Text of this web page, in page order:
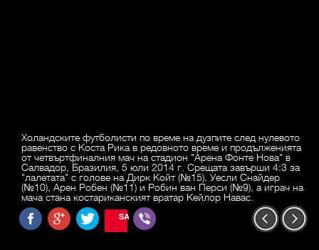
Холандските футболисти по време на дузпите след нулевото
равенство с Коста Рика в редовното време и продълженията
от четвъртфиналния мач на стадион "Арена Фонте Нова" в
Салвадор, Бразилия, 5 юли 2014 г. Срещата завърши 4:3 за
"лалетата" с голове на Дирк Койт (№15), Уесли Снайдер
(№10), Арен Робен (№11) и Робин ван Перси (№9), а играч на
мача стана костариканският вратар Кейлор Навас.
SAVE